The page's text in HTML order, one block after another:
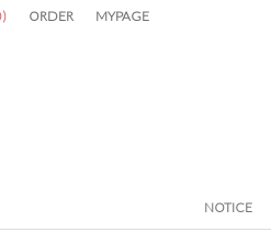
) ORDER MYPAGE
NOTICE